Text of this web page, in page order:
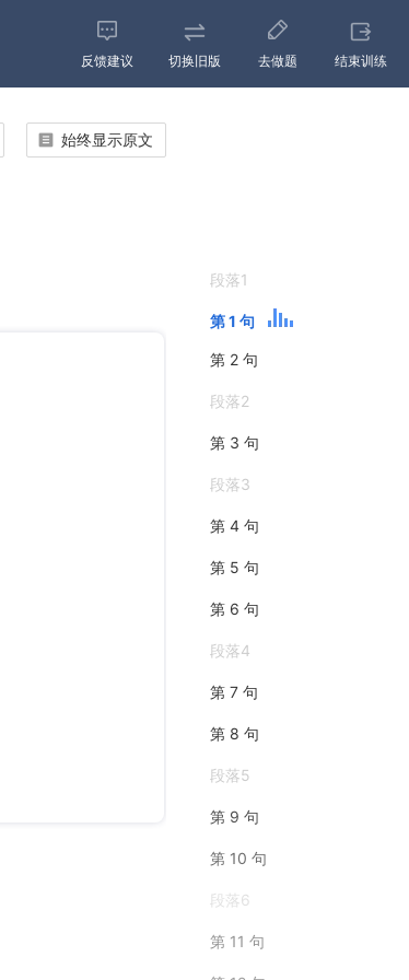
反馈建议 切换旧版 去做题 结束训练
始终显示原文
段落1
第 1 句
第 2 句
段落2
第 3 句
段落3
第 4 句
第 5 句
第 6 句
段落4
第 7 句
第 8 句
段落5
第 9 句
第 10 句
段落6
第 11 句